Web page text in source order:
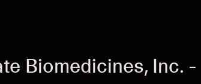
Biomedicines, Inc. -